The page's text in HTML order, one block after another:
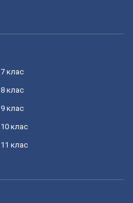
7 клас
8 клас
9 клас
10 клас
11 клас